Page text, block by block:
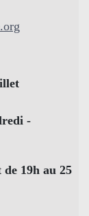
-
19h au 25